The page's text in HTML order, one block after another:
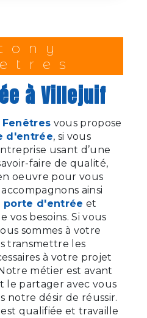
à Villejuif
vous propose
d'entrée, si vous
usant d’une
faire de qualité,
oeuvre pour vous
ainsi
porte d'entrée et
vos besoins. Si vous
sommes à votre
transmettre les
à votre projet
métier est avant
le partager avec vous
notre désir de réussir.
qualifiée et travaille